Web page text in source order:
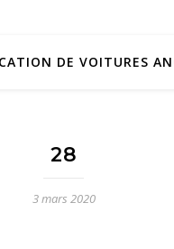
DE VOITURES
28
3 mars 2020